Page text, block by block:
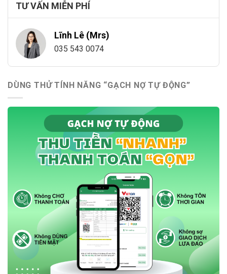
TƯ VẤN MIỄN PHÍ
Lĩnh Lê (Mrs)
035 543 0074
DÙNG THỬ TÍNH NĂNG “GẠCH NỢ TỰ ĐỘNG”